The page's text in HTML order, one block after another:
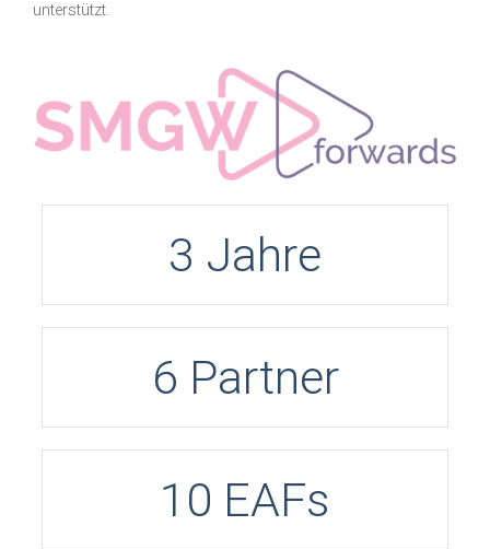
unterstützt.
3 Jahre
6 Partner
10 EAFs